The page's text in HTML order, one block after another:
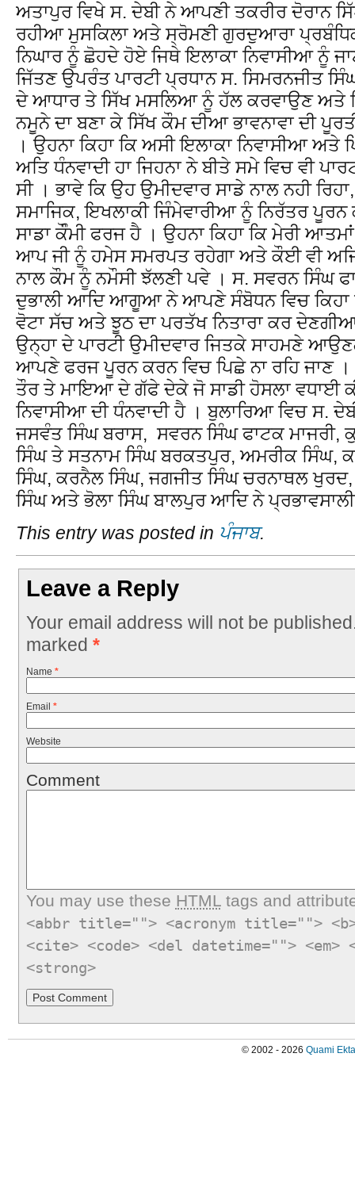
ਅਤਾਪੁਰ ਵਿਖੇ ਸ. ਦੇਬੀ ਨੇ ਆਪਣੀ ਤਕਰੀਰ ਦੋਰਾਨ
ਰਹੀਆ ਮੁਸਕਿਲਾ ਅਤੇ ਸ੍ਰੋਮਣੀ ਗੁਰਦੁਆਰਾ
ਨਿਘਾਰ ਨੂੰ ਛੋਹਦੇ ਹੋਏ ਜਿਥੇ ਇਲਾਕਾ ਨਿਵਾਸੀਆ ਨੂੰ
ਜਿੱਤਣ ਉਪਰੰਤ ਪਾਰਟੀ ਪ੍ਰਧਾਨ ਸ. ਸਿਮਰਨਜੀਤ
ਦੇ ਆਧਾਰ ਤੇ ਸਿੱਖ ਮਸਲਿਆ ਨੂੰ ਹੱਲ ਕਰਵਾਉਣ ਅਤੇ
ਨਮੂਨੇ ਦਾ ਬਣਾ ਕੇ ਸਿੱਖ ਕੌਮ ਦੀਆ ਭਾਵਨਾਵਾ ਦੀ
। ਉਹਨਾ ਕਿਹਾ ਕਿ ਅਸੀ ਇਲਾਕਾ ਨਿਵਾਸੀਆ
ਅਤਿ ਧੰਨਵਾਦੀ ਹਾ ਜਿਹਨਾ ਨੇ ਬੀਤੇ ਸਮੇ ਵਿਚ ਵੀ
ਸੀ । ਭਾਵੇ ਕਿ ਉਹ ਉਮੀਦਵਾਰ ਸਾਡੇ ਨਾਲ ਨਹੀ
ਸਮਾਜਿਕ, ਇਖਲਾਕੀ ਜਿੰਮੇਵਾਰੀਆ ਨੂੰ ਨਿਰੱਤਰ
ਸਾਡਾ ਕੌੰਮੀ ਫਰਜ ਹੈ । ਉਹਨਾ ਕਿਹਾ ਕਿ ਮੇਰੀ
ਆਪ ਜੀ ਨੂੰ ਹਮੇਸ ਸਮਰਪਤ ਰਹੇਗਾ ਅਤੇ ਕੌਈ ਵੀ
ਨਾਲ ਕੌਮ ਨੂੰ ਨਮੌਸੀ ਝੱਲਣੀ ਪਵੇ । ਸ. ਸਵਰਨ ਸਿੰਘ
ਦੁਭਾਲੀ ਆਦਿ ਆਗੂਆ ਨੇ ਆਪਣੇ ਸੰਬੋਧਨ ਵਿਚ ਕਿਹਾ
ਵੋਟਾ ਸੱਚ ਅਤੇ ਝੂਠ ਦਾ ਪਰਤੱਖ ਨਿਤਾਰਾ ਕਰ
ਉਨ੍ਹਾ ਦੇ ਪਾਰਟੀ ਉਮੀਦਵਾਰ ਜਿਤਕੇ ਸਾਹਮਣੇ
ਆਪਣੇ ਫਰਜ ਪੂਰਨ ਕਰਨ ਵਿਚ ਪਿਛੇ ਨਾ ਰਹਿ ਜਾਣ
ਤੌਰ ਤੇ ਮਾਇਆ ਦੇ ਗੱਫੇ ਦੇਕੇ ਜੋ ਸਾਡੀ ਹੋਸਲਾ ਵਧਾਈ
ਨਿਵਾਸੀਆ ਦੀ ਧੰਨਵਾਦੀ ਹੈ । ਬੁਲਾਰਿਆ ਵਿਚ ਸ.
ਜਸਵੰਤ ਸਿੰਘ ਬਰਾਸ, ਸਵਰਨ ਸਿੰਘ ਫਾਟਕ ਮਾਜਰੀ,
ਸਿੰਘ ਤੇ ਸਤਨਾਮ ਸਿੰਘ ਬਰਕਤਪੁਰ, ਅਮਰੀਕ ਸਿੰਘ,
ਸਿੰਘ, ਕਰਨੈਲ ਸਿੰਘ, ਜਗਜੀਤ ਸਿੰਘ ਚਰਨਾਥਲ
ਸਿੰਘ ਅਤੇ ਭੋਲਾ ਸਿੰਘ ਬਾਲਪੁਰ ਆਦਿ ਨੇ ਪ੍ਰਭਾਵਸਾਲੀ
This entry was posted in ਪੰਜਾਬ.
Leave a Reply
Your email address will not be
marked *
Name *
Email *
Website
Comment
You may use these HTMLtags and
<abbr title=""> <acronym title="">
<cite> <code> <del datetime="">
<strong>
© 2002 - 2026 Quami